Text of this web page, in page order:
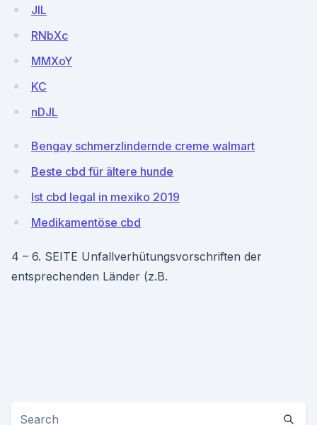
JIL
RNbXc
MMXoY
KC
nDJL
Bengay schmerzlindernde creme walmart
Beste cbd für ältere hunde
Ist cbd legal in mexiko 2019
Medikamentöse cbd
4 – 6. SEITE Unfallverhütungsvorschriften der
entsprechenden Länder (z.B.